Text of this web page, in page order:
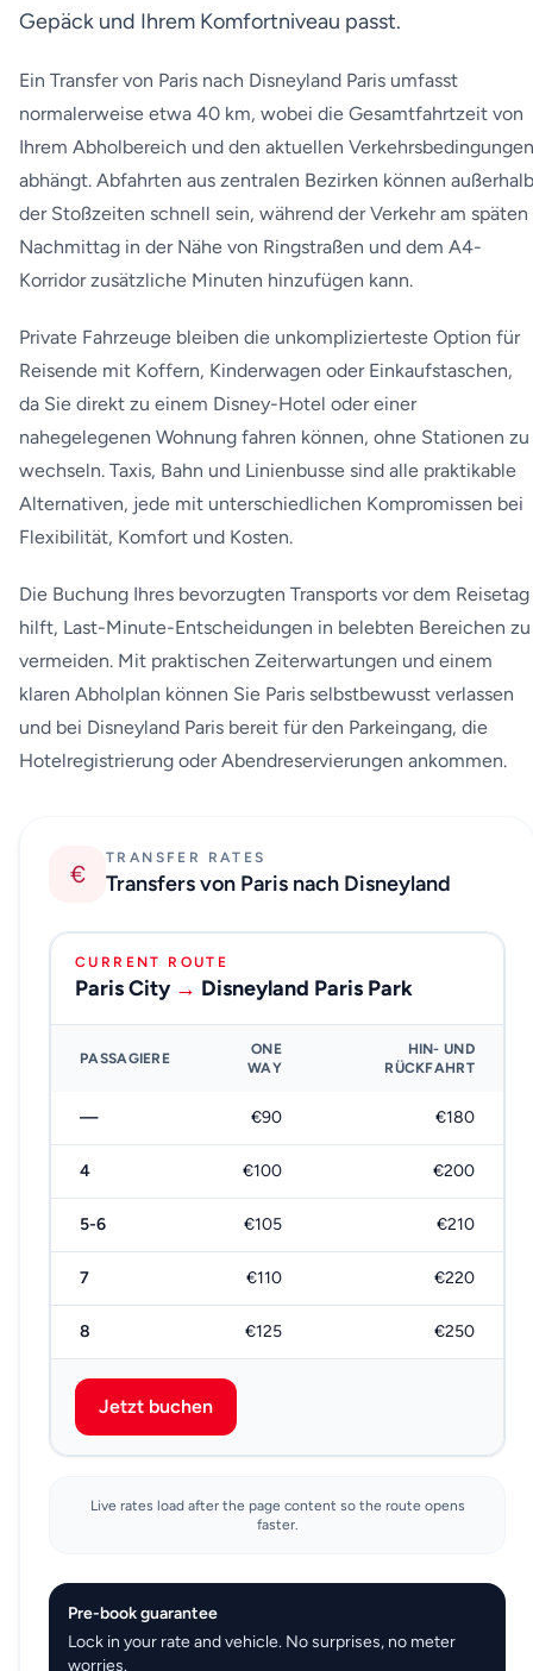
Gepäck und Ihrem Komfortniveau passt.
Ein Transfer von Paris nach Disneyland Paris umfasst
normalerweise etwa 40 km, wobei die Gesamtfahrtzeit von
Ihrem Abholbereich und den aktuellen Verkehrsbedingungen
abhängt. Abfahrten aus zentralen Bezirken können außerhalb
der Stoßzeiten schnell sein, während der Verkehr am späten
Nachmittag in der Nähe von Ringstraßen und dem A4-
Korridor zusätzliche Minuten hinzufügen kann.
Private Fahrzeuge bleiben die unkomplizierteste Option für
Reisende mit Koffern, Kinderwagen oder Einkaufstaschen,
da Sie direkt zu einem Disney-Hotel oder einer
nahegelegenen Wohnung fahren können, ohne Stationen zu
wechseln. Taxis, Bahn und Linienbusse sind alle praktikable
Alternativen, jede mit unterschiedlichen Kompromissen bei
Flexibilität, Komfort und Kosten.
Die Buchung Ihres bevorzugten Transports vor dem Reisetag
hilft, Last-Minute-Entscheidungen in belebten Bereichen zu
vermeiden. Mit praktischen Zeiterwartungen und einem
klaren Abholplan können Sie Paris selbstbewusst verlassen
und bei Disneyland Paris bereit für den Parkeingang, die
Hotelregistrierung oder Abendreservierungen ankommen.
€
TRANSFER RATES
Transfers von Paris nach Disneyland
CURRENT ROUTE
Paris City → Disneyland Paris Park
PASSAGIERE
ONE
WAY
HIN- UND
RÜCKFAHRT
— €90 €180
4 €100 €200
5-6 €105 €210
7 €110 €220
8 €125 €250
Jetzt buchen
Live rates load after the page content so the route opens
faster.
Pre-book guarantee
Lock in your rate and vehicle. No surprises, no meter
worries.